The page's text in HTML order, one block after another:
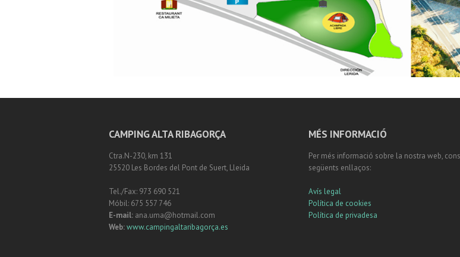
CAMPING ALTA RIBAGORÇA
Ctra.N-230, km 131
25520 Les Bordes del Pont de Suert, Lleida
Tel./Fax: 973 690 521
Móbil: 675 557 746
E-mail: ana.uma@hotmail.com
Web:www.campingaltaribagorça.es
MÉS INFORMACIÓ
Per més informació sobre la nostra web,
següents enllaços:
Avís legal
Política de cookies
Política de privadesa